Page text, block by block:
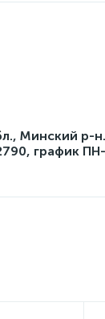
Минский р-
график